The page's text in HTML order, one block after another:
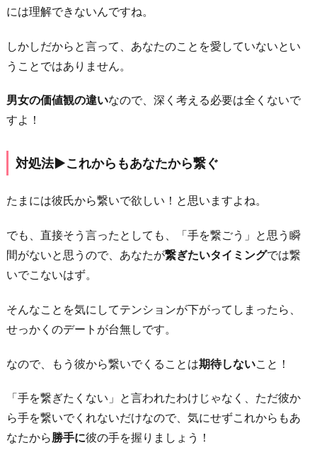
には理解できないんですね。
しかしだからと言って、あなたのことを愛していないとい
うことではありません。
男女の価値観の違いなので、深く考える必要は全くないで
すよ！
対処法▶︎これからもあなたから繋ぐ
たまには彼氏から繋いで欲しい！と思いますよね。
でも、直接そう言ったとしても、「手を繋ごう」と思う瞬
間がないと思うので、あなたが繋ぎたいタイミングでは繋
いでこないはず。
そんなことを気にしてテンションが下がってしまったら、
せっかくのデートが台無しです。
なので、もう彼から繋いでくることは期待しないこと！
「手を繋ぎたくない」と言われたわけじゃなく、ただ彼か
ら手を繋いでくれないだけなので、気にせずこれからもあ
なたから勝手に彼の手を握りましょう！